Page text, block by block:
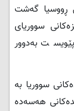
ڕووسیا گەشت
سووریای
بەدوور
سووریا بە
هەسەدە